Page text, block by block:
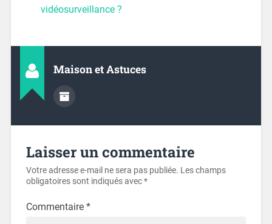
vidéosurveillance ?
Maison et Astuces
Laisser un commentaire
Votre adresse e-mail ne sera pas publiée. Les champs
obligatoires sont indiqués avec*
Commentaire *